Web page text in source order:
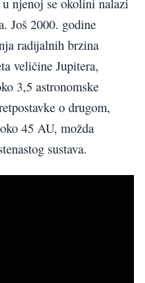
njenoj se okolini nalazi
Još 2000. godine
radijalnih brzina
veličine Jupitera,
3,5 astronomske
o drugom,
45 AU, možda
sustava.